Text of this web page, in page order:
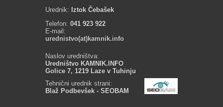
Urednik: Iztok Čebašek
Telefon: 041 923 922
E-mail:
urednistvo(at)kamnik.info
Naslov uredništva:
Uredništvo KAMNIK.INFO
Golice 7, 1219 Laze v Tuhinju
Tehnični urednik strani:
Blaž Podbevšek - SEOBAM